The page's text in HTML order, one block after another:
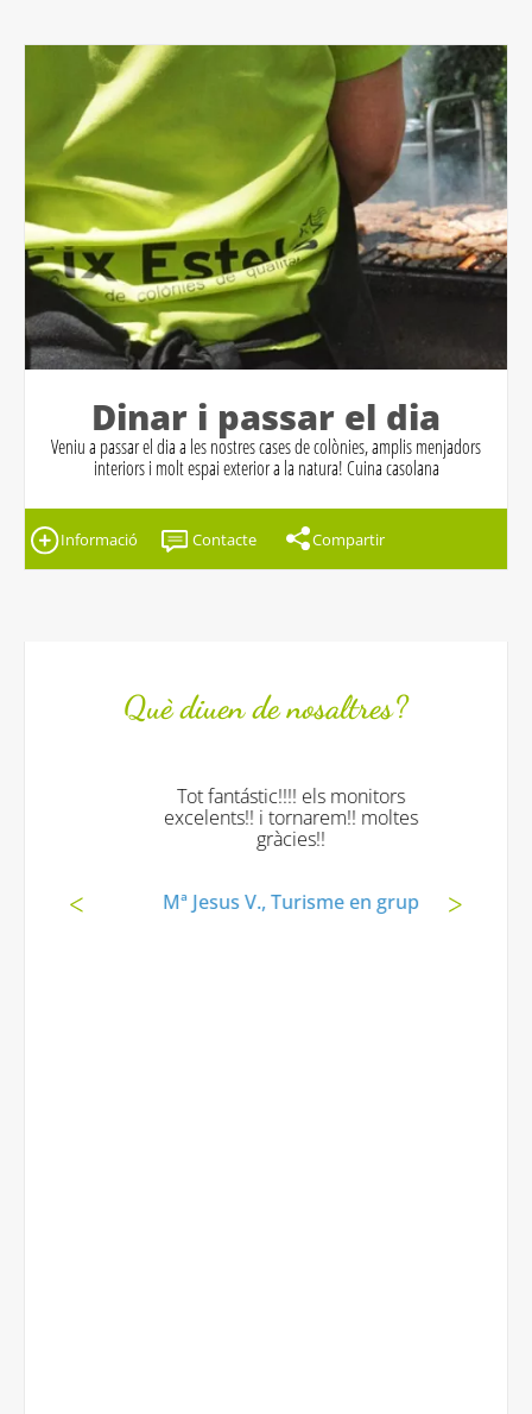
Dinar i passar el dia
Veniu a passar el dia a les nostres cases de colònies, amplis menjadors
interiors i molt espai exterior a la natura! Cuina casolana
Informació Contacte Compartir
Què diuen de nosaltres?
Tot fantástic!!!! els monitors
excelents!! i tornarem!! moltes
gràcies!!
Mª Jesus V., Turisme en grup